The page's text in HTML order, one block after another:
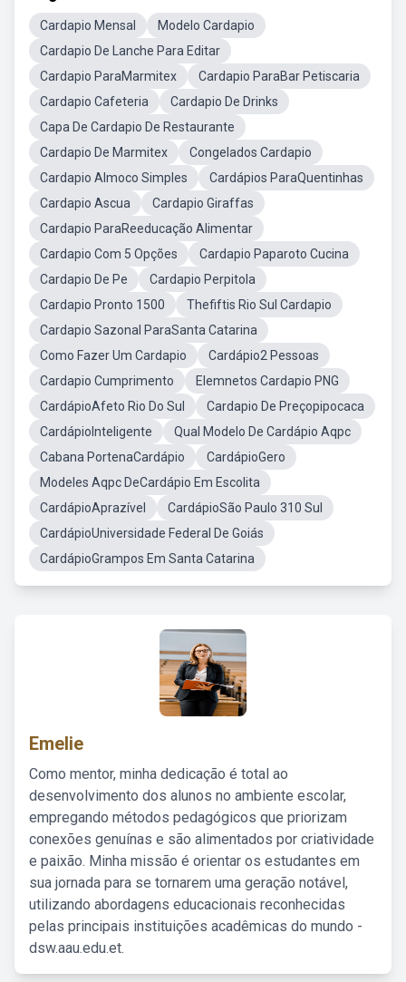
Cardapio Mensal
Modelo Cardapio
Cardapio De Lanche Para Editar
Cardapio ParaMarmitex
Cardapio ParaBar Petiscaria
Cardapio Cafeteria
Cardapio De Drinks
Capa De Cardapio De Restaurante
Cardapio De Marmitex
Congelados Cardapio
Cardapio Almoco Simples
Cardápios ParaQuentinhas
Cardapio Ascua
Cardapio Giraffas
Cardapio ParaReeducação Alimentar
Cardapio Com 5 Opções
Cardapio Paparoto Cucina
Cardapio De Pe
Cardapio Perpitola
Cardapio Pronto 1500
Thefiftis Rio Sul Cardapio
Cardapio Sazonal ParaSanta Catarina
Como Fazer Um Cardapio
Cardápio2 Pessoas
Cardapio Cumprimento
Elemnetos Cardapio PNG
CardápioAfeto Rio Do Sul
Cardapio De Preçopipocaca
CardápioInteligente
Qual Modelo De Cardápio Aqpc
Cabana PortenaCardápio
CardápioGero
Modeles Aqpc DeCardápio Em Escolita
CardápioAprazível
CardápioSão Paulo 310 Sul
CardápioUniversidade Federal De Goiás
CardápioGrampos Em Santa Catarina
Emelie
Como mentor, minha dedicação é total ao
desenvolvimento dos alunos no ambiente escolar,
empregando métodos pedagógicos que priorizam
conexões genuínas e são alimentados por criatividade
e paixão. Minha missão é orientar os estudantes em
sua jornada para se tornarem uma geração notável,
utilizando abordagens educacionais reconhecidas
pelas principais instituições acadêmicas do mundo -
dsw.aau.edu.et.